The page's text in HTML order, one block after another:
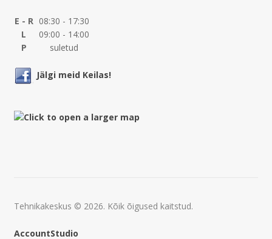
E - R 08:30 - 17:30
L
09:00 - 14:00
P
suletud
Jälgi meid Keilas!
Tehnikakeskus © 2026. Kõik õigused kaitstud.
AccountStudio